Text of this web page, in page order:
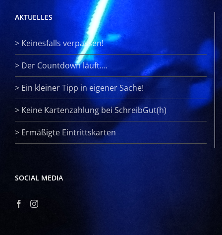
AKTUELLES
> Keinesfalls verpassen!
> Der Countdown läuft….
> Ein kleiner Tipp in eigener Sache!
> Keine Kartenzahlung bei SchreibGut(h)
> Ermäßigte Eintrittskarten
SOCIAL MEDIA